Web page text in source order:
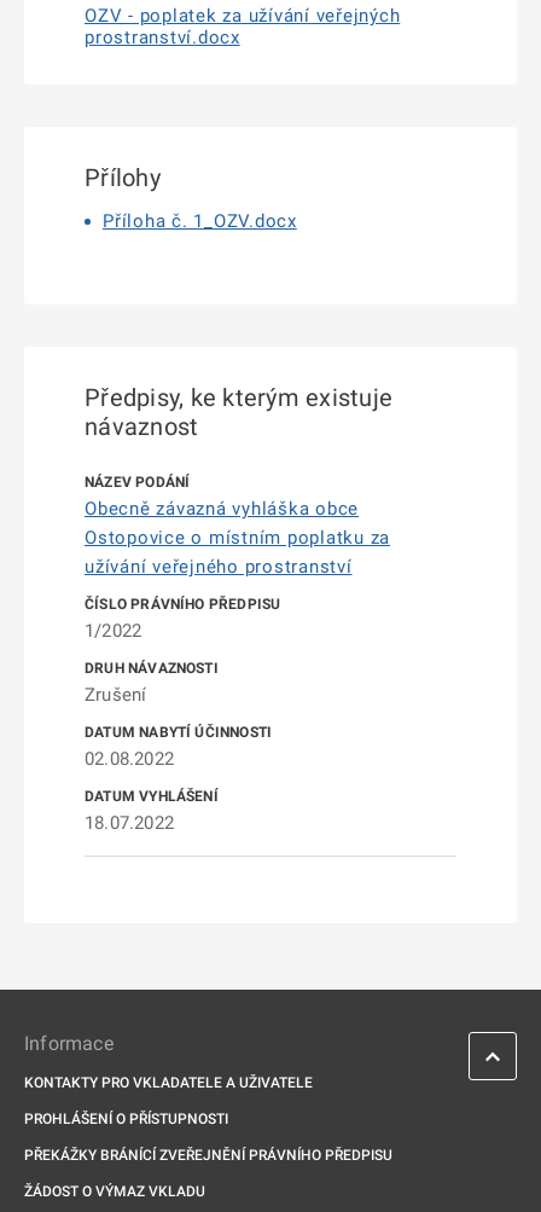
OZV - poplatek za užívání veřejných
prostranství.docx
Přílohy
Příloha č. 1_OZV.docx
Předpisy, ke kterým existuje
návaznost
Obecně závazná vyhláška obce
Ostopovice o místním poplatku za
užívání veřejného prostranství
1/2022
Zrušení
02.08.2022
18.07.2022
Informace
KONTAKTY PRO VKLADATELE A UŽIVATELE
PROHLÁŠENÍ O PŘÍSTUPNOSTI
PŘEKÁŽKY BRÁNÍCÍ ZVEŘEJNĚNÍ PRÁVNÍHO PŘEDPISU
ŽÁDOST O VÝMAZ VKLADU